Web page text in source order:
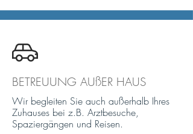
BETREUUNG AUßER HAUS
Wir begleiten Sie auch außerhalb Ihres
Zuhauses bei z.B. Arztbesuche,
Spaziergängen und Reisen.